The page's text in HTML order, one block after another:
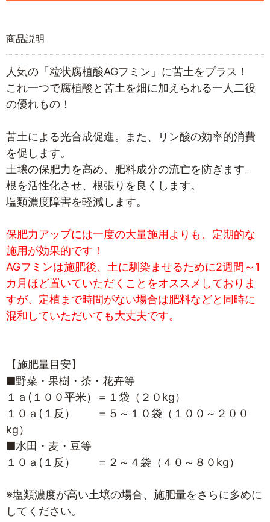
商品説明
人気の「粒状腐植酸AGフミン」に苦土をプラス！
これ一つで腐植酸と苦土を畑に加えられる一人二役
の優れもの！
苦土による光合成促進。また、リン酸の効率的消費
を促します。
土壌の保肥力を高め、肥料成分の流亡を防ぎます。
根を活性化させ、根張りを良くします。
塩類濃度障害を軽減します。
保肥力アップには一度の大量施用よりも、定期的な
施用が効果的です！
AGフミンは施肥後、土に馴染ませるために2週間～1
カ月ほど置いていただくことをオススメしておりま
すが、定植まで時間がない場合は肥料などと同時に
混和していただいても大丈夫です。
【施肥量目安】
■野菜・果樹・茶・花卉等
１ａ(１００平米）＝１袋（２０kg）
１０ａ(１反） ＝５～１０袋（１００～２００
kg）
■水田・麦・豆等
１０ａ(１反） ＝２～４袋（４０～８０kg）
※塩類濃度が高い土壌の場合、施肥量をさらに多めに
してください。